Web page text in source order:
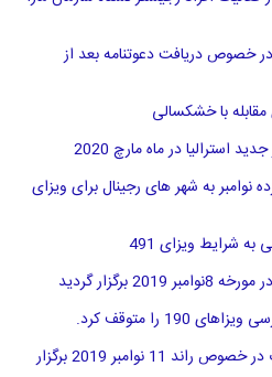
پیش بینی های سایت Iscah در خصوص دریافت دعوتنامه بعد از
مقابله با خشکسالی
استرالیا در ماه مارچ 2020
نوامبر به شهر های رجینال برای ویزای
شرایط ویزای 491
گزارش غیررسمی اداره مهاجرت در خصوص راند 11 نوامبر 2019 برگزار